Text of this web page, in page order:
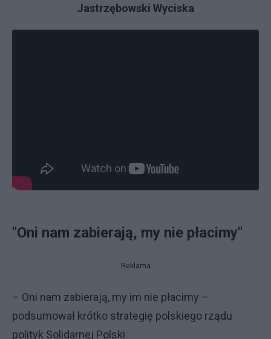
Jastrzębowski Wyciska
"Oni nam zabierają, my nie płacimy"
Reklama
– Oni nam zabierają, my im nie płacimy –
podsumował krótko strategię polskiego rządu
polityk Solidarnej Polski.